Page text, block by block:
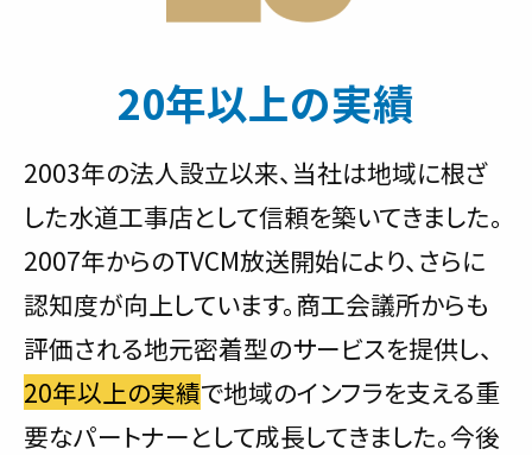
20年以上の実績
2003年の法人設立以来、当社は地域に根ざ
した水道工事店として信頼を築いてきました。
2007年からのTVCM放送開始により、さらに
認知度が向上しています。商工会議所からも
評価される地元密着型のサービスを提供し、
20年以上の実績で地域のインフラを支える重
要なパートナーとして成長してきました。今後